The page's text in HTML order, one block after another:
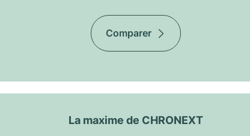
Comparer
La maxime de CHRONEXT